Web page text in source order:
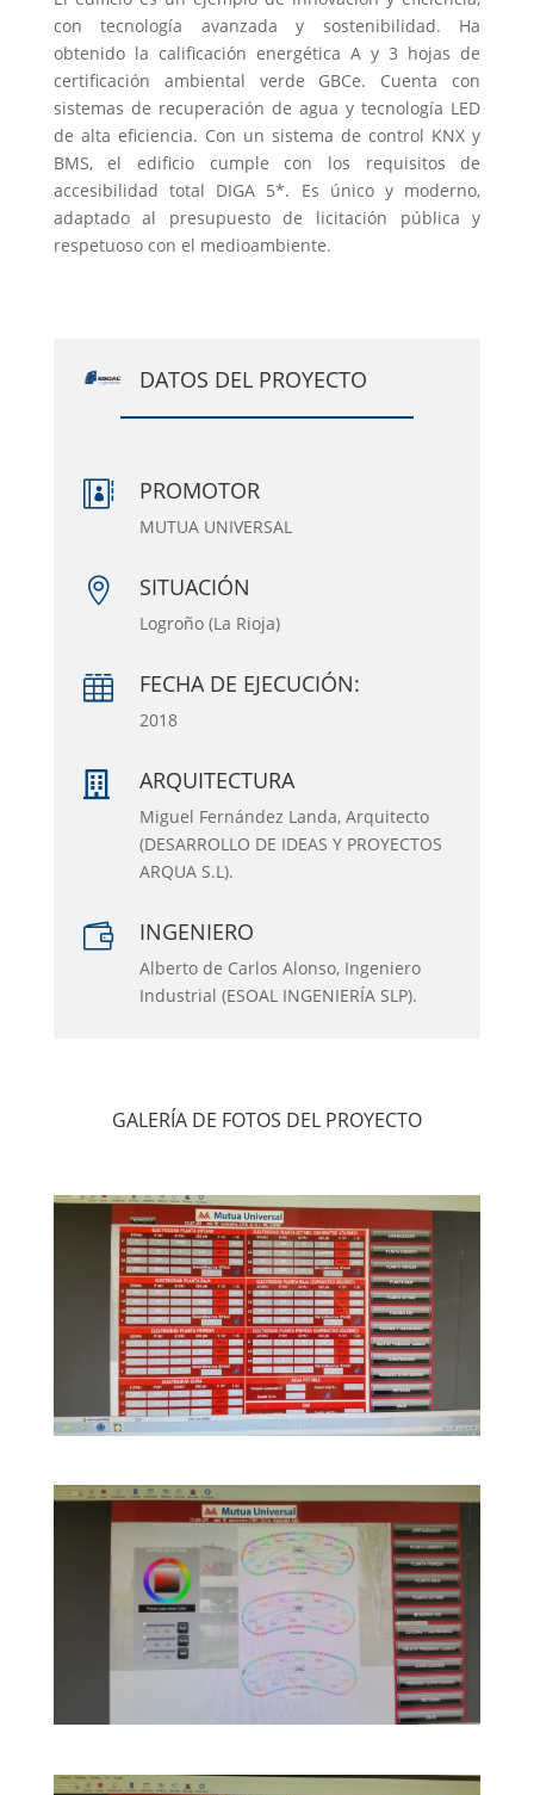
con tecnología avanzada y sostenibilidad. Ha
obtenido la calificación energética A y 3 hojas de
certificación ambiental verde GBCe. Cuenta con
sistemas de recuperación de agua y tecnología LED
de alta eficiencia. Con un sistema de control KNX y
BMS, el edificio cumple con los requisitos de
accesibilidad total DIGA 5*. Es único y moderno,
adaptado al presupuesto de licitación pública y
respetuoso con el medioambiente.
DATOS DEL PROYECTO
 PROMOTOR
MUTUA UNIVERSAL
 SITUACIÓN
Logroño (La Rioja)
 FECHA DE EJECUCIÓN:
2018
 ARQUITECTURA
Miguel Fernández Landa, Arquitecto
(DESARROLLO DE IDEAS Y PROYECTOS
ARQUA S.L).
 INGENIERO
Alberto de Carlos Alonso, Ingeniero
Industrial (ESOAL INGENIERÍA SLP).
GALERÍA DE FOTOS DEL PROYECTO